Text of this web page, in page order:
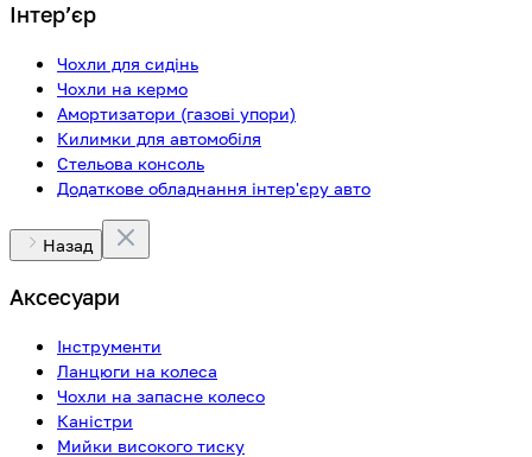
Інтерʼєр
Чохли для сидінь
Чохли на кермо
Амортизатори (газові упори)
Килимки для автомобіля
Стельова консоль
Додаткове обладнання інтер'єру авто
Назад
Аксесуари
Інструменти
Ланцюги на колеса
Чохли на запасне колесо
Каністри
Мийки високого тиску